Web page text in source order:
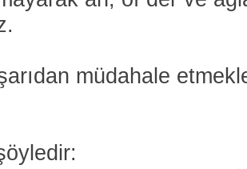
müdahale